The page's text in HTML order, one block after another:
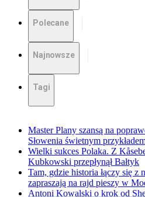
Polecane
Najnowsze
Tagi
Master Plany szansą na
Słowenia świetnym
Wielki sukces Polaka. Z
Kubkowski przepłynął Bałtyk
Tam, gdzie historia łączy się z
zapraszają na rajd pieszy w
Antoni Kowalski o krok od